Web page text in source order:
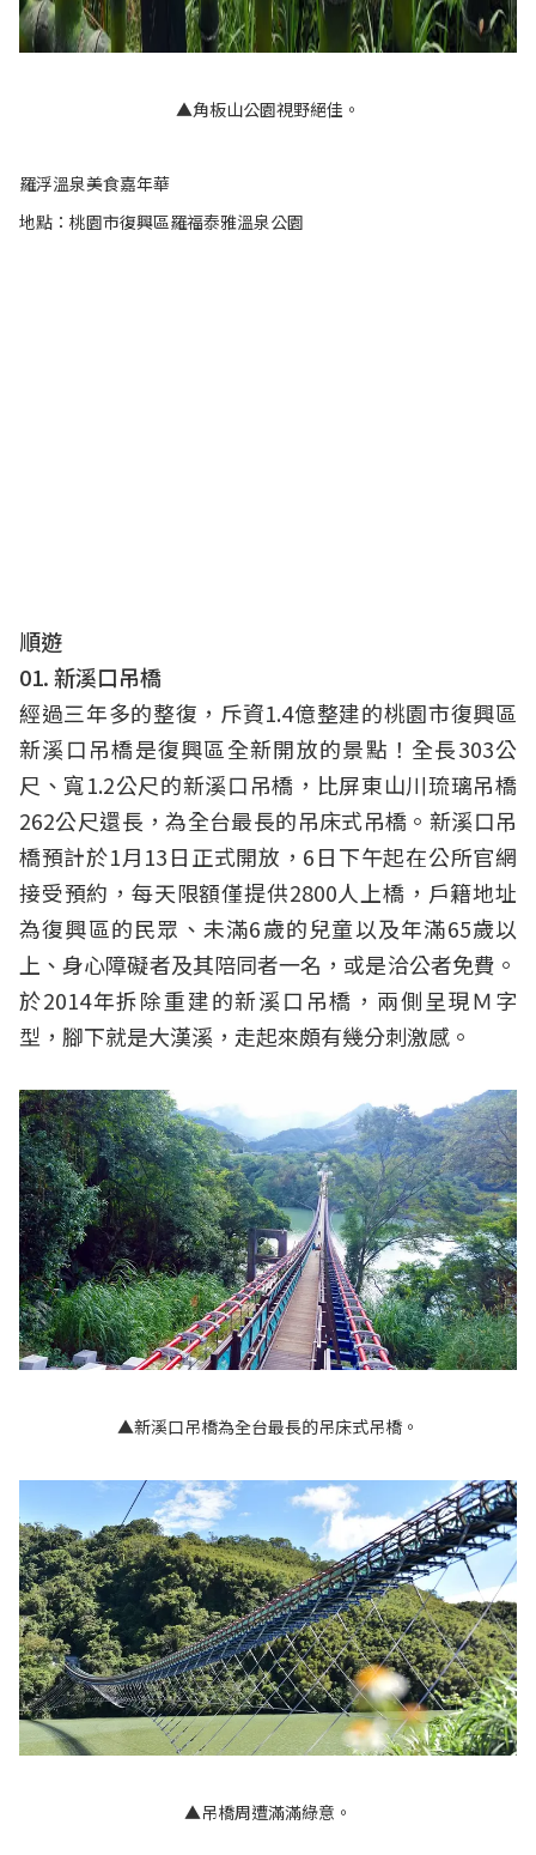
▲角板山公園視野絕佳。
羅浮溫泉美食嘉年華
地點：桃園市復興區羅福泰雅溫泉公園
順遊
01. 新溪口吊橋
經過三年多的整復，斥資1.4億整建的桃園市復興區
新溪口吊橋是復興區全新開放的景點！全長303公
尺、寬1.2公尺的新溪口吊橋，比屏東山川琉璃吊橋
262公尺還長，為全台最長的吊床式吊橋。新溪口吊
橋預計於1月13日正式開放，6日下午起在公所官網
接受預約，每天限額僅提供2800人上橋，戶籍地址
為復興區的民眾、未滿6歲的兒童以及年滿65歲以
上、身心障礙者及其陪同者一名，或是洽公者免費。
於2014年拆除重建的新溪口吊橋，兩側呈現Ｍ字
型，腳下就是大漢溪，走起來頗有幾分刺激感。
▲新溪口吊橋為全台最長的吊床式吊橋。
▲吊橋周遭滿滿綠意。